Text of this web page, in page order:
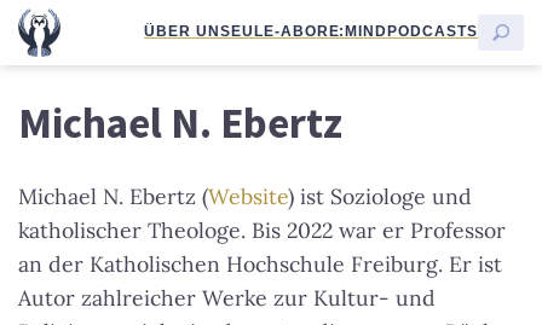
ÜBER UNSEULE-ABORE:MINDPODCASTS
Michael N. Ebertz
Michael N. Ebertz (Website) ist Soziologe und
katholischer Theologe. Bis 2022 war er Professor
an der Katholischen Hochschule Freiburg. Er ist
Autor zahlreicher Werke zur Kultur- und